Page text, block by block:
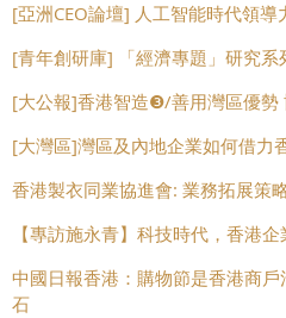
[亞洲CEO論壇] 人工智能時代領
[青年創研庫] 「經濟專題」研究
[大公報]香港智造❸/善用灣區優勢
[大灣區]灣區及內地企業如何借力
香港製衣同業協進會: 業務拓展策
【專訪施永青】科技時代，香港
中國日報香港：購物節是香港商
石